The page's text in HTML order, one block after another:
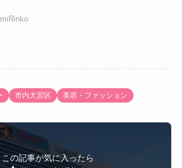
市内大宮区 美容・ファッション
この記事が気に入ったら